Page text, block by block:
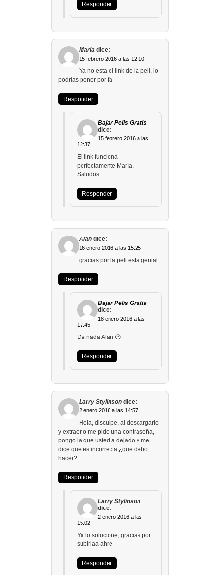
Responder
Maria dice:
15 febrero 2016 a las 12:10
Ya no esta el link de la peli, lo
podrías poner por fa
Responder
Bajar Pelis Gratis
dice:
15 febrero 2016 a las
12:37
El link funciona
perfectamente María.
Saludos.
Responder
Alan dice:
16 enero 2016 a las 15:25
gracias por la peli esta genial
Responder
Bajar Pelis Gratis
dice:
18 enero 2016 a las
17:45
De nada Alan 😉
Responder
Larry Stylinson dice:
2 enero 2016 a las 14:57
Hola, disculpe, al descargarlo
y extraerlo me pide una contraseña,
pongo la que usted a dejado y me
dice que es incorrecta,¿que debo
hacer?
Responder
Larry Stylinson
dice:
2 enero 2016 a las
15:02
Ya lo solucione, gracias por
subirlaa ahre
Responder